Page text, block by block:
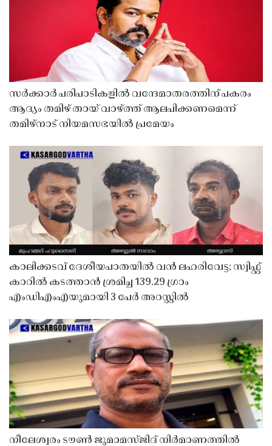
സർക്കാർ പരിപാടികളിൽ വന്ദേമാതരത്തിന് പകരം
ആദ്യം തമിഴ് തായ് വാഴ്ത്ത് ആലപിക്കണമെന്ന്
തമിഴ്നാട് നിയമസഭയിൽ പ്രമേയം
കാലിക്കടവ് ദേശീയപാതയിൽ വൻ ലഹരിവേട്ട; സ്വിഫ്റ്റ്
കാറിൽ കടത്താൻ ശ്രമിച്ച 139.29 ഗ്രാം
എംഡിഎംഎയുമായി 3 പേർ അറസ്റ്റിൽ
നീലേശ്വരം ടൗൺ ജുമാമസ്ജിദ് നിർമാണത്തിൽ